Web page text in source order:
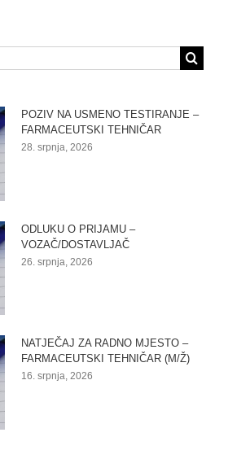
POZIV NA USMENO TESTIRANJE –
FARMACEUTSKI TEHNIČAR
28. srpnja, 2026
ODLUKU O PRIJAMU –
VOZAČ/DOSTAVLJAČ
26. srpnja, 2026
NATJEČAJ ZA RADNO MJESTO –
FARMACEUTSKI TEHNIČAR (M/Ž)
16. srpnja, 2026